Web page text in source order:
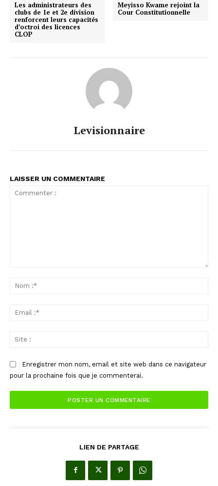
Les administrateurs des
clubs de 1e et 2e division
renforcent leurs capacités
d’octroi des licences
CLOP
Meyisso Kwame rejoint la
Cour Constitutionnelle
Levisionnaire
LAISSER UN COMMENTAIRE
Enregistrer mon nom, email et site web dans ce navigateur
pour la prochaine fois que je commenterai.
LIEN DE PARTAGE